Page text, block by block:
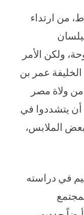
من ارتداء
ولكن الأمر
الخليفة عمر بن
ولاة مصر
أن يتشددوا في
الملابس،
في دراسته